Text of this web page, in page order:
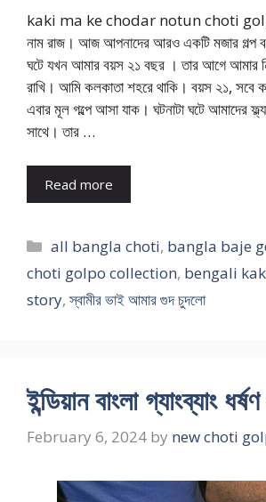
kaki ma ke chodar notun choti
নাম রাজ। আজ আপনাদের আরও একটি মজার গল্প
ঘটে যখন আমার বয়স ২১ বছর । তার আগে আমার
রাখি। আমি কলকাতা শহরে থাকি। বয়স ২১, সবে
এবার মূল গল্পে আসা যাক। ঘটনাটা ঘটে আমাদের
সাথে। তার …
Read more
Categories
all bangla choti, bangla baje
choti golpo collection, bengali
story,স্বামীর ভাই আমার গুদ চুদলো
ইন্ডিয়ান বাংলা গ্যাংব্যাং
February 6, 2024 by new choti